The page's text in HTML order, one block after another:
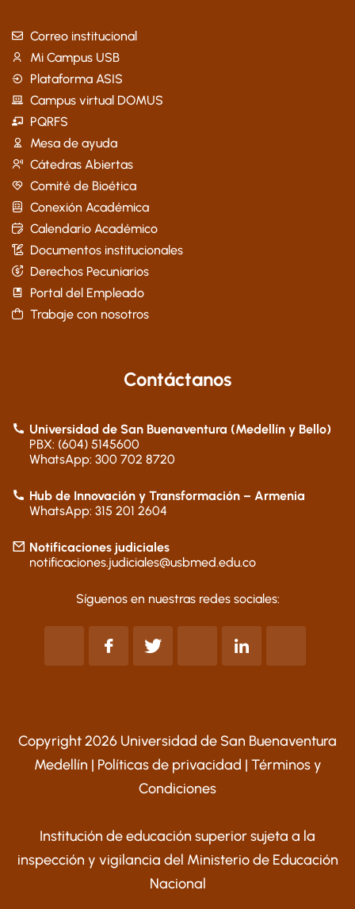
Correo institucional
Mi Campus USB
Plataforma ASIS
Campus virtual DOMUS
PQRFS
Mesa de ayuda
Cátedras Abiertas
Comité de Bioética
Conexión Académica
Calendario Académico
Documentos institucionales
Derechos Pecuniarios
Portal del Empleado
Trabaje con nosotros
Contáctanos
Universidad de San Buenaventura (Medellín y Bello)
PBX: (604) 5145600
WhatsApp: 300 702 8720
Hub de Innovación y Transformación – Armenia
WhatsApp: 315 201 2604
Notificaciones judiciales
notificaciones.judiciales@usbmed.edu.co
Síguenos en nuestras redes sociales:
Copyright 2026 Universidad de San Buenaventura
Medellín | Políticas de privacidad | Términos y
Condiciones
Institución de educación superior sujeta a la
inspección y vigilancia del Ministerio de Educación
Nacional